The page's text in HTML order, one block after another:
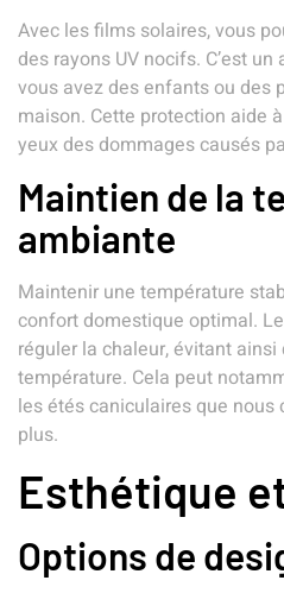
Avec les films solaires, vous
des rayons UV nocifs. C’est
vous avez des enfants ou des
maison. Cette protection aide
yeux des dommages causés
Maintien de la
ambiante
Maintenir une température
confort domestique optimal.
réguler la chaleur, évitant
température. Cela peut
les étés caniculaires que nous
plus.
Esthétique
Options de